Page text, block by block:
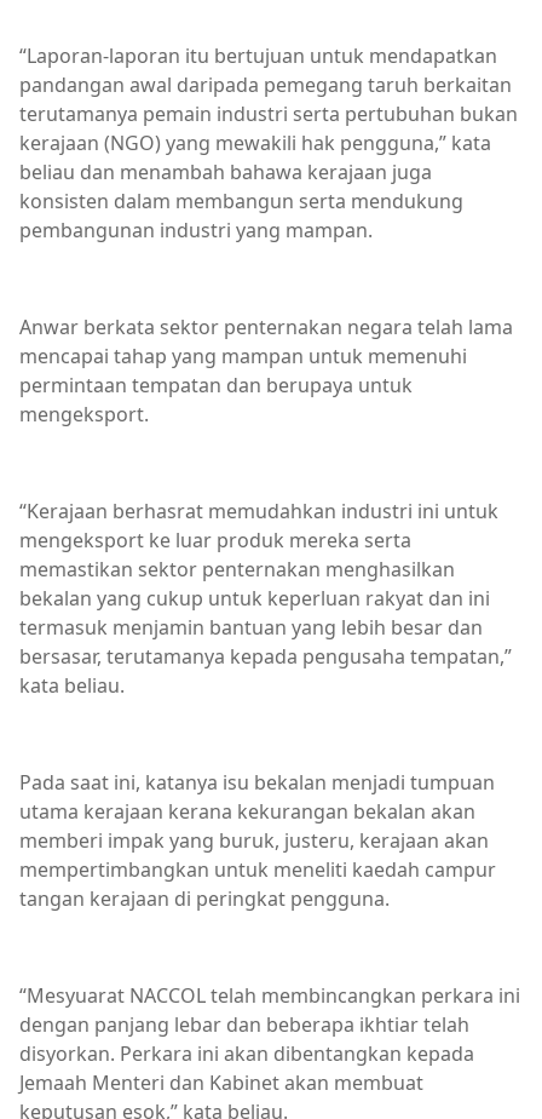
“Laporan-laporan itu bertujuan untuk mendapatkan
pandangan awal daripada pemegang taruh berkaitan
terutamanya pemain industri serta pertubuhan bukan
kerajaan (NGO) yang mewakili hak pengguna,” kata
beliau dan menambah bahawa kerajaan juga
konsisten dalam membangun serta mendukung
pembangunan industri yang mampan.
Anwar berkata sektor penternakan negara telah lama
mencapai tahap yang mampan untuk memenuhi
permintaan tempatan dan berupaya untuk
mengeksport.
“Kerajaan berhasrat memudahkan industri ini untuk
mengeksport ke luar produk mereka serta
memastikan sektor penternakan menghasilkan
bekalan yang cukup untuk keperluan rakyat dan ini
termasuk menjamin bantuan yang lebih besar dan
bersasar, terutamanya kepada pengusaha tempatan,”
kata beliau.
Pada saat ini, katanya isu bekalan menjadi tumpuan
utama kerajaan kerana kekurangan bekalan akan
memberi impak yang buruk, justeru, kerajaan akan
mempertimbangkan untuk meneliti kaedah campur
tangan kerajaan di peringkat pengguna.
“Mesyuarat NACCOL telah membincangkan perkara ini
dengan panjang lebar dan beberapa ikhtiar telah
disyorkan. Perkara ini akan dibentangkan kepada
Jemaah Menteri dan Kabinet akan membuat
keputusan esok,” kata beliau.